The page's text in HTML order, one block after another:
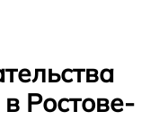
Ростове-